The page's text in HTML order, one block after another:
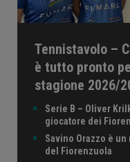
Tennistavolo –
è tutto pronto
stagione 2026/
Serie B – Oliver
giocatore dei
Savino Orazzo è
del Fiorenzuola